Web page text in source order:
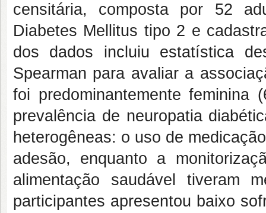
censitária, composta por 52
Diabetes Mellitus tipo 2 e
dos dados incluiu estatística
Spearman para avaliar a
foi predominantemente
prevalência de neuropatia
heterogêneas: o uso de
adesão, enquanto a
alimentação saudável tiveram
participantes apresentou baixo